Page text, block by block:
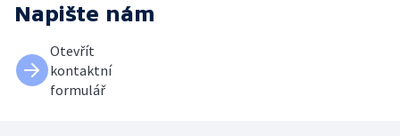
Napište nám
Otevřít
kontaktní
formulář